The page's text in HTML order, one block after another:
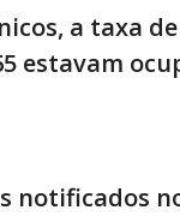
a taxa
estavam
notificados